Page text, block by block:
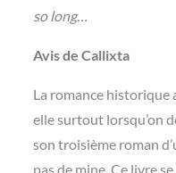
so long…
Avis de Callixta
La romance historique
elle surtout lorsqu’on
son troisième roman
pas de mine. Ce livre